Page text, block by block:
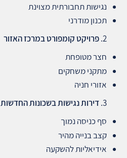
נגישות תחבורתית מצוינת
תכנון מודרני
פרויקט קומפורט במרכז האזור
חצר מטופחת
מתקני משחקים
אזורי חניה
דירות נגישות בשכונות החדשות
סף כניסה נמוך
קצב בנייה מהיר
אידיאליות להשקעה